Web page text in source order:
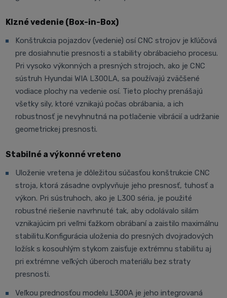
Klzné vedenie (Box-in-Box)
Konštrukcia pojazdov (vedenie) osí CNC strojov je kľúčová
pre dosiahnutie presnosti a stability obrábacieho procesu.
Pri vysoko výkonných a presných strojoch, ako je CNC
sústruh Hyundai WIA L300LA, sa používajú zväčšené
vodiace plochy na vedenie osí. Tieto plochy prenášajú
všetky sily, ktoré vznikajú počas obrábania, a ich
robustnosť je nevyhnutná na potlačenie vibrácií a udržanie
geometrickej presnosti.
Stabilné a výkonné vreteno
Uloženie vretena je dôležitou súčasťou konštrukcie CNC
stroja, ktorá zásadne ovplyvňuje jeho presnosť, tuhosť a
výkon. Pri sústruhoch, ako je L300 séria, je použité
robustné riešenie navrhnuté tak, aby odolávalo silám
vznikajúcim pri veľmi ťažkom obrábaní a zaistilo maximálnu
stabilitu.Konfigurácia uloženia do presných dvojradových
ložísk s kosouhlým stykom zaisťuje extrémnu stabilitu aj
pri extrémne veľkých úberoch materiálu bez straty
presnosti.
Veľkou prednosťou modelu L300A je jeho integrovaná